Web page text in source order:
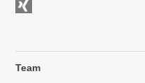
Team